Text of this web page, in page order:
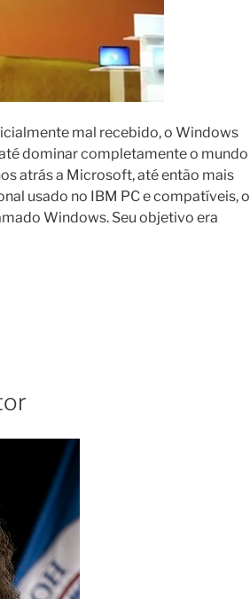
mal recebido, o Windows
dominar completamente o mundo
atrás a Microsoft, até então mais
usado no IBM PC e compatíveis, o
Windows. Seu objetivo era